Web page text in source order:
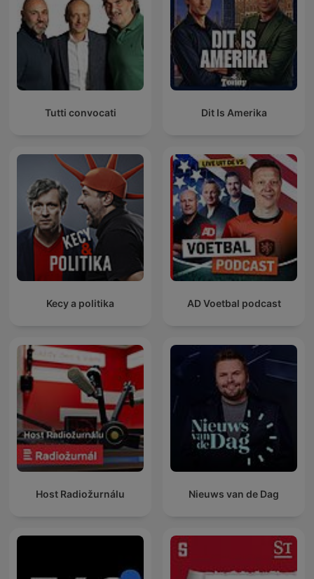
Tutti convocati Dit Is Amerika
Kecy a politika AD Voetbal podcast
Host Radiožurnálu Nieuws van de Dag